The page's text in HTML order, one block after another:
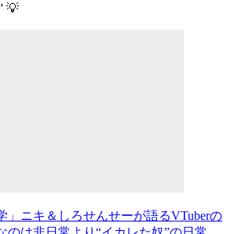
💡
」ニキ＆しろせんせーが語るVTuberの